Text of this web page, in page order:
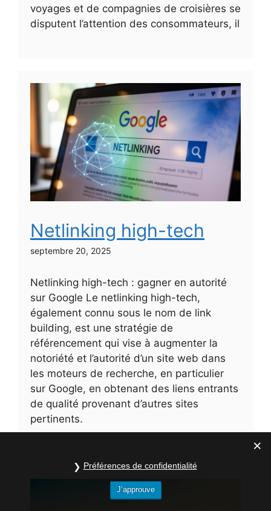
voyages et de compagnies de croisières se
disputent l’attention des consommateurs, il
Netlinking high-tech
septembre 20, 2025
Netlinking high-tech : gagner en autorité
sur Google Le netlinking high-tech,
également connu sous le nom de link
building, est une stratégie de
référencement qui vise à augmenter la
notoriété et l’autorité d’un site web dans
les moteurs de recherche, en particulier
sur Google, en obtenant des liens entrants
de qualité provenant d’autres sites
pertinents.
Préférences de confidentialité
J’approuve